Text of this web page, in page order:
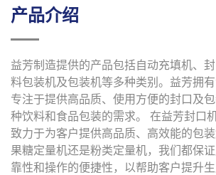
产品介绍
益芳制造提供的产品包括自动充填机、
料包装机及包装机等多种类别。益芳拥有
专注于提供高品质、使用方便的封口及
种饮料和食品包装的需求。 在益芳封口
致力于为客户提供高品质、高效能的包
果糖定量机还是粉类定量机，我们都保
靠性和操作的便捷性，以帮助客户提升